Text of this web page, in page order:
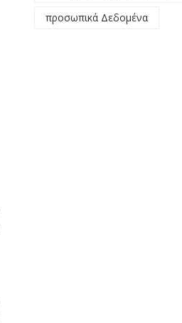
προσωπικά Δεδομένα